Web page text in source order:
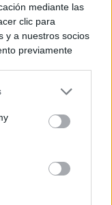
mediante las
clic para
y a nuestros socios
previamente
que algún
derecho de
se aplicarán
este sitio web o